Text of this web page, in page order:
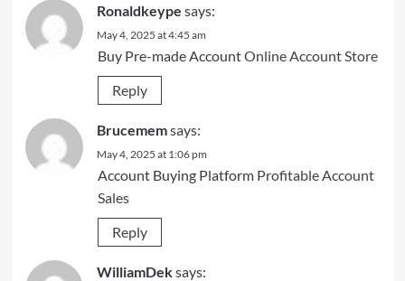
Ronaldkeype says:
May 4, 2025 at 4:45 am
Buy Pre-made AccountOnline Account Store
Reply
Brucememsays:
May 4, 2025 at 1:06 pm
Account Buying Platform Profitable Account
Sales
Reply
WilliamDeksays: